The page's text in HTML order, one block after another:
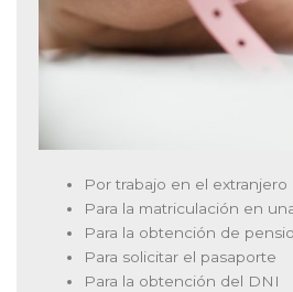
Por trabajo en el extranjero
Para la matriculación en
Para la obtención de
Para solicitar el pasaporte
Para la obtención del DNI